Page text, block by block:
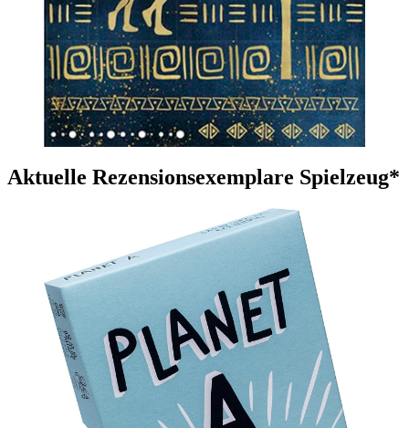
Aktuelle Rezensionsexemplare Spielzeug*